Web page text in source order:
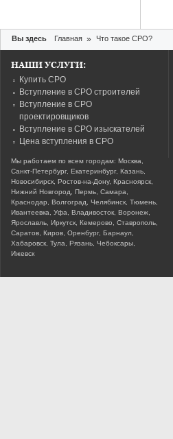
Вы здесь Главная » Что такое СРО?
НАШИ УСЛУГИ:
Купить СРО
Вступление в СРО строителей
Вступление в СРО
проектировщиков
Вступление в СРО изыскателей
Цена вступления в СРО
Мы работаем по всем городам: Москва,
Санкт-Петербург, Екатеринбург, Казань,
Новосибирск, Ростов-на-Дону, Красноярск,
Нижний Новгород, Пермь, Самара,
Краснодар, Волгоград, Челябинск, Тюмень,
Ивантеевка, Уфа, Владивосток, Воронеж,
Ярославль, Иркутск, Кемерово, Ставрополь,
Саратов, Киров, Оренбург, Барнаул,
Хабаровск, Тула, Рязань, Чебоксары,
Ижевск